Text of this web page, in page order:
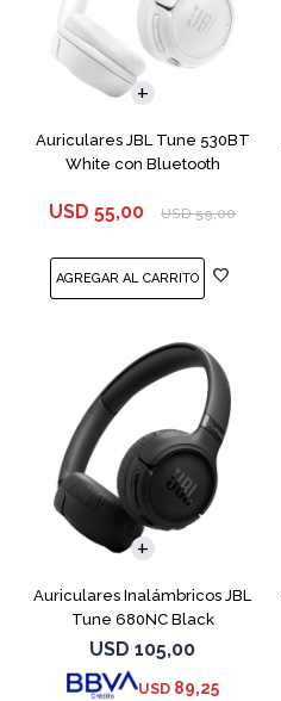
Auriculares JBL Tune 530BT
White con Bluetooth
USD 55,00 USD 59,00
Auriculares Inalámbricos JBL
Tune 680NC Black
USD 105,00
USD 89,25